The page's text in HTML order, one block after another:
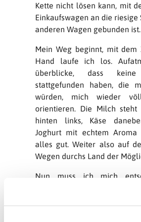
Kette nicht lösen kann, mit
Einkaufswagen an die riesige
anderen Wagen gebunden ist.
Mein Weg beginnt, mit
Hand laufe ich los.
überblicke, dass keine
stattgefunden haben, die
würden, mich wieder
orientieren. Die Milch steht
hinten links, Käse
Joghurt mit echtem
alles gut. Weiter also auf
Wegen durchs Land der
Nun muss ich mich
welcher Kassenschlange
an? Bei allen anderen